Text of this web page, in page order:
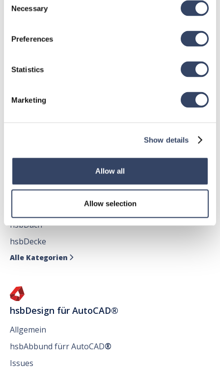
Selection
Necessary
Preferences
Statistics
Marketing
Show details
Allow all
Allow selection
hsbDesign für Revit®
hsbDach
hsbDecke
Alle Kategorien 
hsbDesign für AutoCAD®
Allgemein
hsbAbbund fürr AutoCAD®
Issues